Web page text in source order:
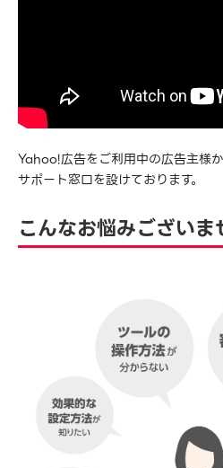
Yahoo!広告をご利用中の広告主様
サポート窓口を設けております。
こんなお悩みございま